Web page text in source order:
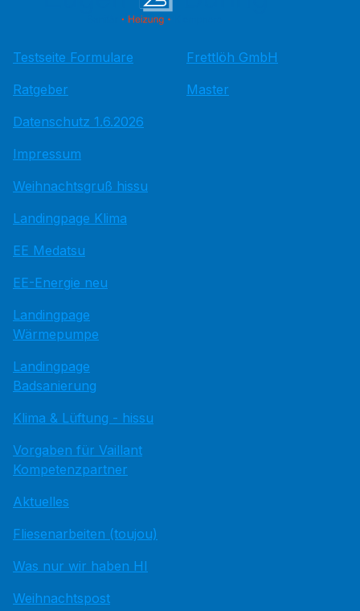
Testseite Formulare
Ratgeber
Datenschutz 1.6.2026
Impressum
Weihnachtsgruß hissu
Landingpage Klima
EE Medatsu
EE-Energie neu
Landingpage
Wärmepumpe
Landingpage
Badsanierung
Klima & Lüftung - hissu
Vorgaben für Vaillant
Kompetenzpartner
Aktuelles
Fliesenarbeiten (toujou)
Was nur wir haben HI
Weihnachtspost
Frettlöh GmbH
Master